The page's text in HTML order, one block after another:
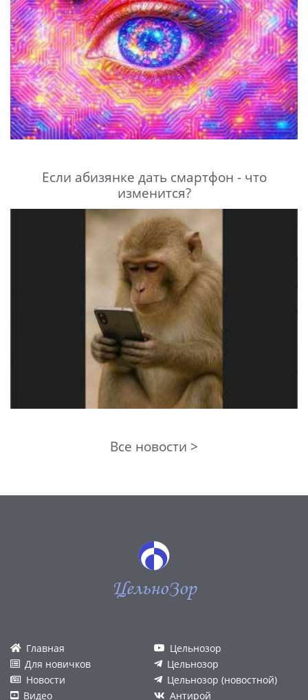
Если абизянке дать смартфон - что
изменится?
Все новости >
ЦельноЗор
Главная
Для новичков
Новости
Видео
Цельнозор
Цельнозор
Цельнозор (новостной)
Антирой